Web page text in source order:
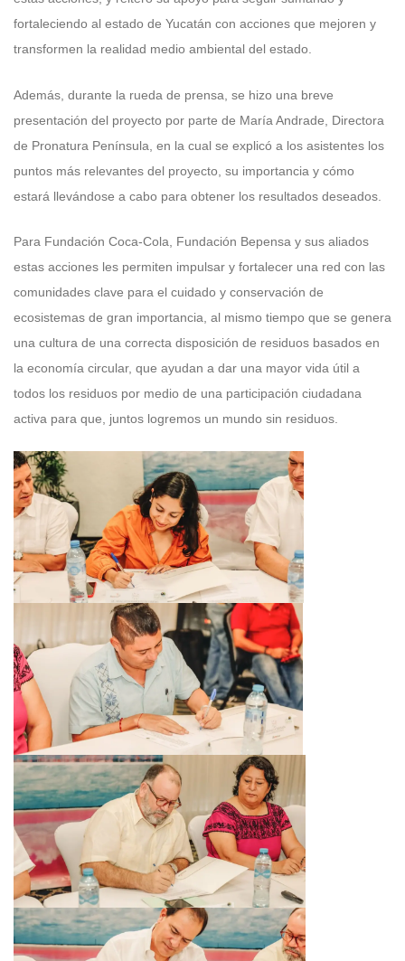
fortaleciendo al estado de Yucatán con acciones que mejoren y
transformen la realidad medio ambiental del estado.
Además, durante la rueda de prensa, se hizo una breve
presentación del proyecto por parte de María Andrade, Directora
de Pronatura Península, en la cual se explicó a los asistentes los
puntos más relevantes del proyecto, su importancia y cómo
estará llevándose a cabo para obtener los resultados deseados.
Para Fundación Coca-Cola, Fundación Bepensa y sus aliados
estas acciones les permiten impulsar y fortalecer una red con las
comunidades clave para el cuidado y conservación de
ecosistemas de gran importancia, al mismo tiempo que se genera
una cultura de una correcta disposición de residuos basados en
la economía circular, que ayudan a dar una mayor vida útil a
todos los residuos por medio de una participación ciudadana
activa para que, juntos logremos un mundo sin residuos.